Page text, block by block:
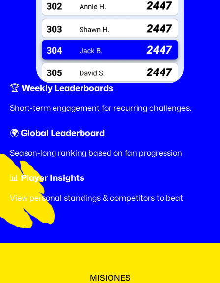
🏆 Weekly Leaderboards
Short-term engagement for recurring challenges.
🌍 Global Leaderboard
Season-long ranking based on fan progression
📊 Player Insights
View personal standings & competitors to beat
MISIONES